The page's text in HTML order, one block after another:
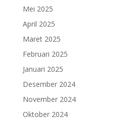
Mei 2025
April 2025
Maret 2025
Februari 2025
Januari 2025
Desember 2024
November 2024
Oktober 2024